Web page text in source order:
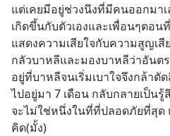
แต่เคยมีอยู่ช่วงนึงที่มีคนออกมา
เกิดขึ้นกับตัวเองและเพื่อนๆตอน
แสดงความเสียใจกับความสูญเสี
กลัวบาหลีและมองบาหลีว่าอันต
อยู่ที่บาหลีจนเริ่มเบาใจจึงกล้าตั
ไปอยู่มา 7 เดือน กลับกลายเป็น
จะไม่ใช่หนึ่งในที่ที่ปลอดภัยที่สุด
คิด(มั้ง)